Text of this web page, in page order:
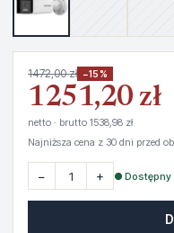
1472,00 zł −15%
1251,20 zł
netto · brutto 1538,98 zł
Najniższa cena z 30 dni przed
− + ● Dostępny